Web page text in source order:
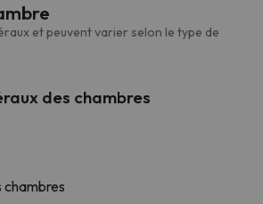
et peuvent varier selon le type de
des chambres
chambres